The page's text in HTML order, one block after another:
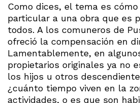
Como dices, el tema es
particular a una obra que es
todos. A los comuneros de
ofreció la compensación en
Lamentablemente, en
propietarios originales ya no
los hijos u otros
¿cuánto tiempo viven en la
actividades, o es que son